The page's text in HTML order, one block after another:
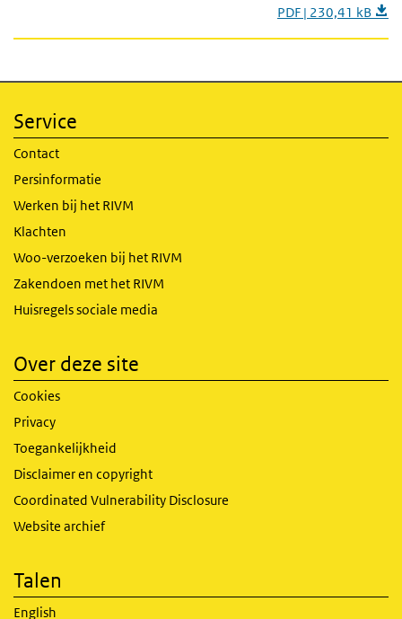
PDF | 230,41 kB
Service
Contact
Persinformatie
Werken bij het RIVM
Klachten
Woo-verzoeken bij het RIVM
Zakendoen met het RIVM
Huisregels sociale media
Over deze site
Cookies
Privacy
Toegankelijkheid
Disclaimer en copyright
Coordinated Vulnerability Disclosure
Website archief
Talen
English